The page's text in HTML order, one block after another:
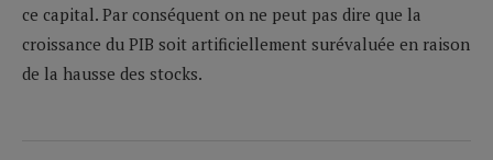
ce capital. Par conséquent on ne peut pas dire que la
croissance du PIB soit artificiellement surévaluée en raison
de la hausse des stocks.